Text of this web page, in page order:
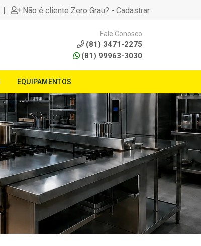
| Não é cliente Zero Grau? - Cadastrar
Fale Conosco
(81) 3471-2275
(81) 99963-3030
EQUIPAMENTOS